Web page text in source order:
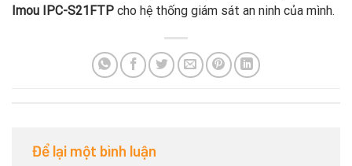
Imou IPC-S21FTP cho hệ thống giám sát an ninh của mình.
Để lại một bình luận